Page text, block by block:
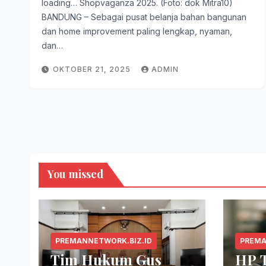
loading… Shopvaganza 2025. (Foto: dok Mitra10)
BANDUNG – Sebagai pusat belanja bahan bangunan
dan home improvement paling lengkap, nyaman,
dan…
OKTOBER 21, 2025 ADMIN
You missed
PREMANNETWORK.BIZ.ID
Tim Hukum Gus HP